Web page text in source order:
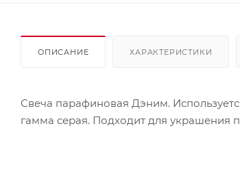
ОПИСАНИЕ ХАРАКТЕРИСТИКИ
Свеча парафиновая Дэним.
гамма серая. Подходит для украшения